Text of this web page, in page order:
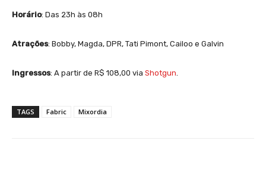
Horário: Das 23h às 08h
Atrações: Bobby, Magda, DPR, Tati Pimont, Cailoo e Galvin
Ingressos: A partir de R$ 108,00 via Shotgun
TAGS Fabric Mixordia